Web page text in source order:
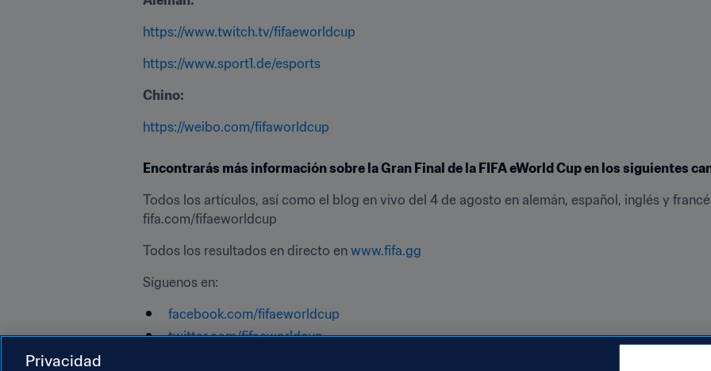
https://www.twitch.tv/fifaeworldcup
https://www.sport1.de/esports
Chino:
https://weibo.com/fifaworldcup
Encontrarás más información sobre la Gran Final de la FIFA eWorld Cup en los siguientes
Todos los artículos, así como el blog en vivo del 4 de agosto en alemán, español, inglés y
fifa.com/fifaeworldcup
Todos los resultados en directo en www.fifa.gg
Síguenos en:
facebook.com/fifaeworldcup
twitter.com/fifaeworldcup
Privacidad